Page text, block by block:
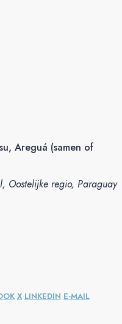
Areguá (samen of
Oostelijke regio, Paraguay
X LINKEDIN E-MAIL